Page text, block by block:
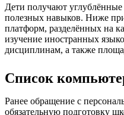
Дети получают
полезных навыков. Ниже
платформ, разделённых на
изучение иностранных
дисциплинам, а также
Список
Ранее обращение с
обязательную подготовку